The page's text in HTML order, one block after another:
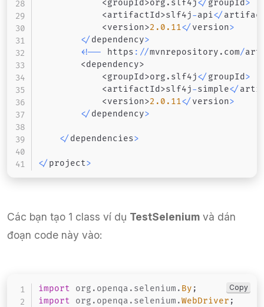
<groupId >org . slf4j</ groupId >
<artifactId >slf4j-api</
<version>2.0 .11</ version>
</ dependency>
<!-- https : //mvnrepository . com/
<dependency>
<groupId >org . slf4j</ groupId >
<artifactId >slf4j-simple</
<version>2.0 .11</ version>
</ dependency>
</ dependencies>
</ project>
Các bạn tạo 1 class ví dụ TestSelenium và dán
đoạn code này vào:
import org . openqa . selenium . By ;
import
org . openqa . selenium .WebDriver ;
Copy